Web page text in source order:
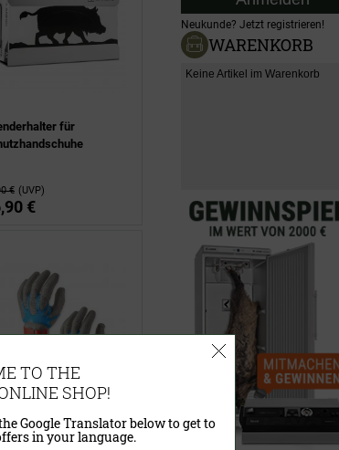
für
€ (UVP)
€
als
Neukunde? Jetzt registrieren!
WARENKORB
Keine Artikel im Warenkorb
TO THE
SHOP!
Google Translator below to get to
in your language.